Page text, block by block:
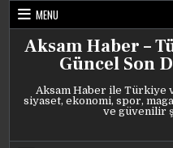
Skip
content
MENU
Aksam Haber –
Güncel Son
Aksam Haber ile Türkiye
siyaset, ekonomi, spor,
ve güvenilir